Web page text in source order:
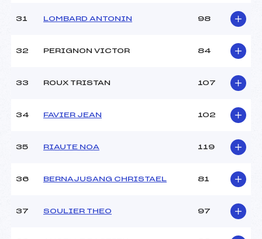
31 LOMBARD ANTONIN 98
32 PERIGNON VICTOR 84
33 ROUX TRISTAN 107
34 FAVIER JEAN 102
35 RIAUTE NOA 119
36 BERNAJUSANG CHRISTAEL 81
37 SOULIER THEO 97